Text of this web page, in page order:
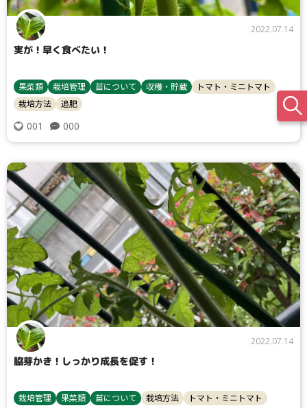
2022.07.14
実が！早く食べたい！
果菜類 栽培管理 苗について 収穫・貯蔵
トマト・ミニトマト
栽培方法
追肥
001 000
2022.07.14
脇芽かき！しっかり成長を促す！
栽培管理 果菜類 苗について 栽培方法 トマト・ミニトマト